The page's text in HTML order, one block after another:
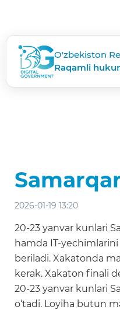
O'zbekiston
Raqamli
2026-01-19 13:20
20-23 yanvar kunlari
hamda IT-
beriladi. Xakatonda
kerak. Xakaton finali
20-23 yanvar kunlari
o‘tadi. Loyiha butun